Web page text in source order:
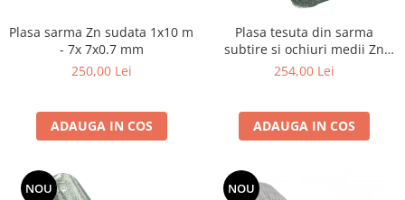
Plasa sarma Zn sudata 1x10 m
- 7x 7x0.7 mm
250,00 Lei
ADAUGA IN COS
Plasa tesuta din sarma
subtire si ochiuri medii Zn
1x12 m - 3.2x3.2x0.46 mm
254,00 Lei
ADAUGA IN COS
NOU NOU